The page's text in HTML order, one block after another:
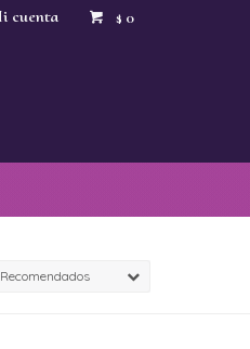
$ 0
Recomendados